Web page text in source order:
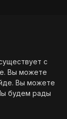
с
Вы можете
Вы можете
будем рады